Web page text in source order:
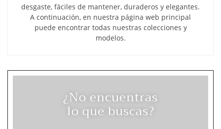
desgaste, fáciles de mantener, duraderos y elegantes.
A continuación, en nuestra página web principal
puede encontrar todas nuestras colecciones y
modelos.
¿No encuentras
lo que buscas?